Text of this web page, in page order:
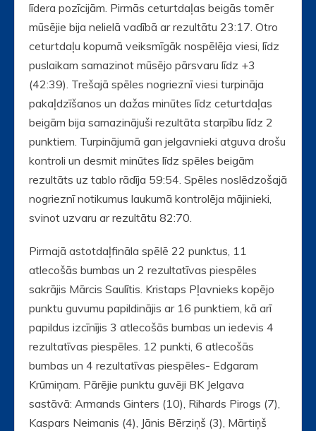
līdera pozīcijām. Pirmās ceturtdaļas beigās tomēr
mūsējie bija nelielā vadībā ar rezultātu 23:17. Otro
ceturtdaļu kopumā veiksmīgāk nospēlēja viesi, līdz
puslaikam samazinot mūsējo pārsvaru līdz +3
(42:39). Trešajā spēles nogrieznī viesi turpināja
pakaļdzīšanos un dažas minūtes līdz ceturtdaļas
beigām bija samazinājuši rezultāta starpību līdz 2
punktiem. Turpinājumā gan jelgavnieki atguva drošu
kontroli un desmit minūtes līdz spēles beigām
rezultāts uz tablo rādīja 59:54. Spēles noslēdzošajā
nogrieznī notikumus laukumā kontrolēja mājinieki,
svinot uzvaru ar rezultātu 82:70.
Pirmajā astotdaļfināla spēlē 22 punktus, 11
atlecošās bumbas un 2 rezultatīvas piespēles
sakrājis Mārcis Saulītis. Kristaps Pļavnieks kopējo
punktu guvumu papildinājis ar 16 punktiem, kā arī
papildus izcīnījis 3 atlecošās bumbas un iedevis 4
rezultatīvas piespēles. 12 punkti, 6 atlecošās
bumbas un 4 rezultatīvas piespēles- Edgaram
Krūmiņam. Pārējie punktu guvēji BK Jelgava
sastāvā: Armands Ginters (10), Rihards Pirogs (7),
Kaspars Neimanis (4), Jānis Bērziņš (3), Mārtiņš